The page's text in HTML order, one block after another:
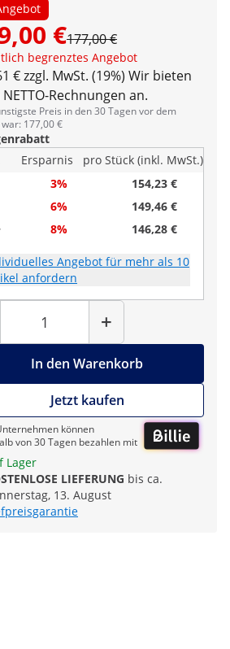
€177,00 €
begrenztes Angebot
€ zzgl. MwSt. (19%) Wir bieten
Rechnungen an.
Preis in den 30 Tagen vor dem
177,00 €
Ersparnis
pro Stück (inkl. MwSt.)
3%
154,23 €
6%
149,46 €
8% 146,28 €
Angebot für mehr als 10
anfordern
Menge
+
In den Warenkorb
Jetzt kaufen
können
von 30 Tagen bezahlen mit
Lager
LIEFERUNG bis ca.
13. August